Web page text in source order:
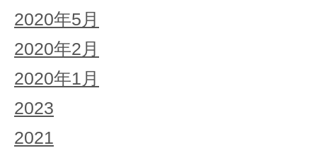
2020年5月
2020年2月
2020年1月
2023
2021